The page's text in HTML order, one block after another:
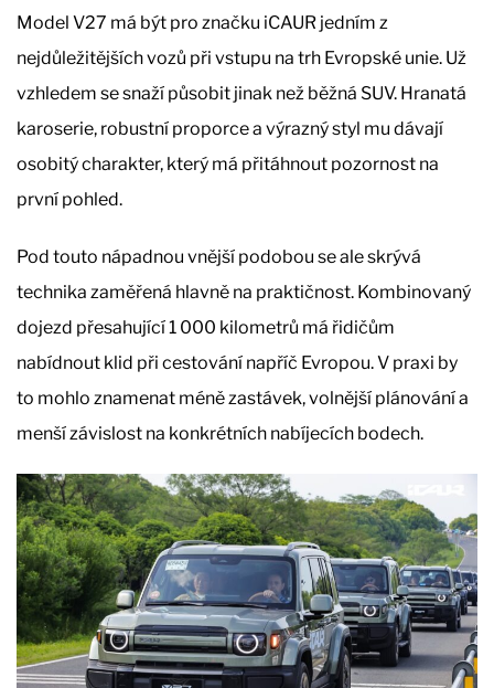
Model V27 má být pro značku iCAUR jedním z
nejdůležitějších vozů při vstupu na trh Evropské unie. Už
vzhledem se snaží působit jinak než běžná SUV. Hranatá
karoserie, robustní proporce a výrazný styl mu dávají
osobitý charakter, který má přitáhnout pozornost na
první pohled.
Pod touto nápadnou vnější podobou se ale skrývá
technika zaměřená hlavně na praktičnost. Kombinovaný
dojezd přesahující 1 000 kilometrů má řidičům
nabídnout klid při cestování napříč Evropou. V praxi by
to mohlo znamenat méně zastávek, volnější plánování a
menší závislost na konkrétních nabíjecích bodech.